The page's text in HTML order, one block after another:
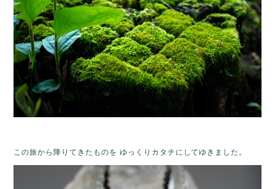
この旅から降りてきたものを ゆっくりカタチにしてゆきました。